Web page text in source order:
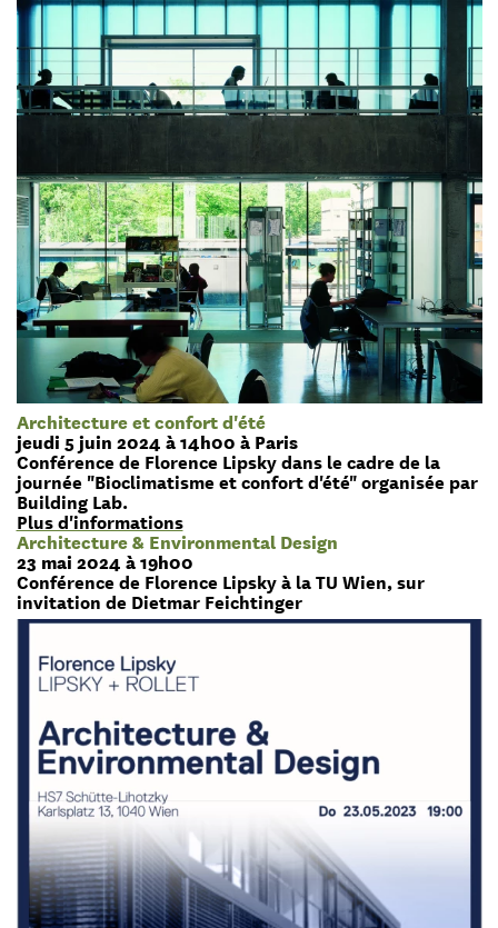
Architecture et confort d'été
jeudi 5 juin 2024 à 14h00 à Paris
Conférence de Florence Lipsky dans le cadre de la
journée "Bioclimatisme et confort d'été" organisée par
Building Lab.
Plus d'informations
Architecture & Environmental Design
23 mai 2024 à 19h00
Conférence de Florence Lipsky à la TU Wien, sur
invitation de Dietmar Feichtinger